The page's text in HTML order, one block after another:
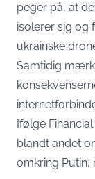
peger på, at
isolerer sig og
ukrainske
Samtidig
Ifølge
blandt andet
omkring Putin,